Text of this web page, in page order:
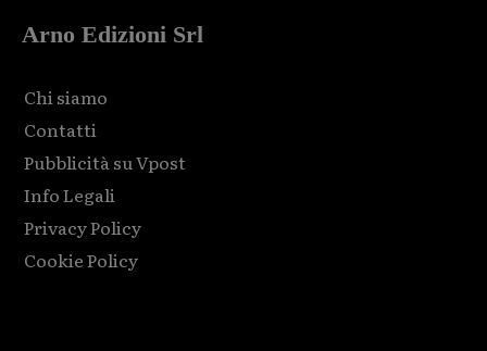
Arno Edizioni Srl
Chi siamo
Contatti
Pubblicità su Vpost
Info Legali
Privacy Policy
Cookie Policy